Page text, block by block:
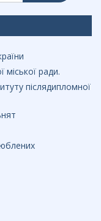
міської ради.
післядипломної